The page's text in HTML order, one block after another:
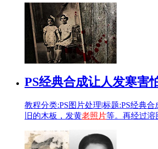
PS经典合成让人发寒害
教程分类:PS图片处理|标题:PS经典
旧的木板，发黄老照片等。再经过溶